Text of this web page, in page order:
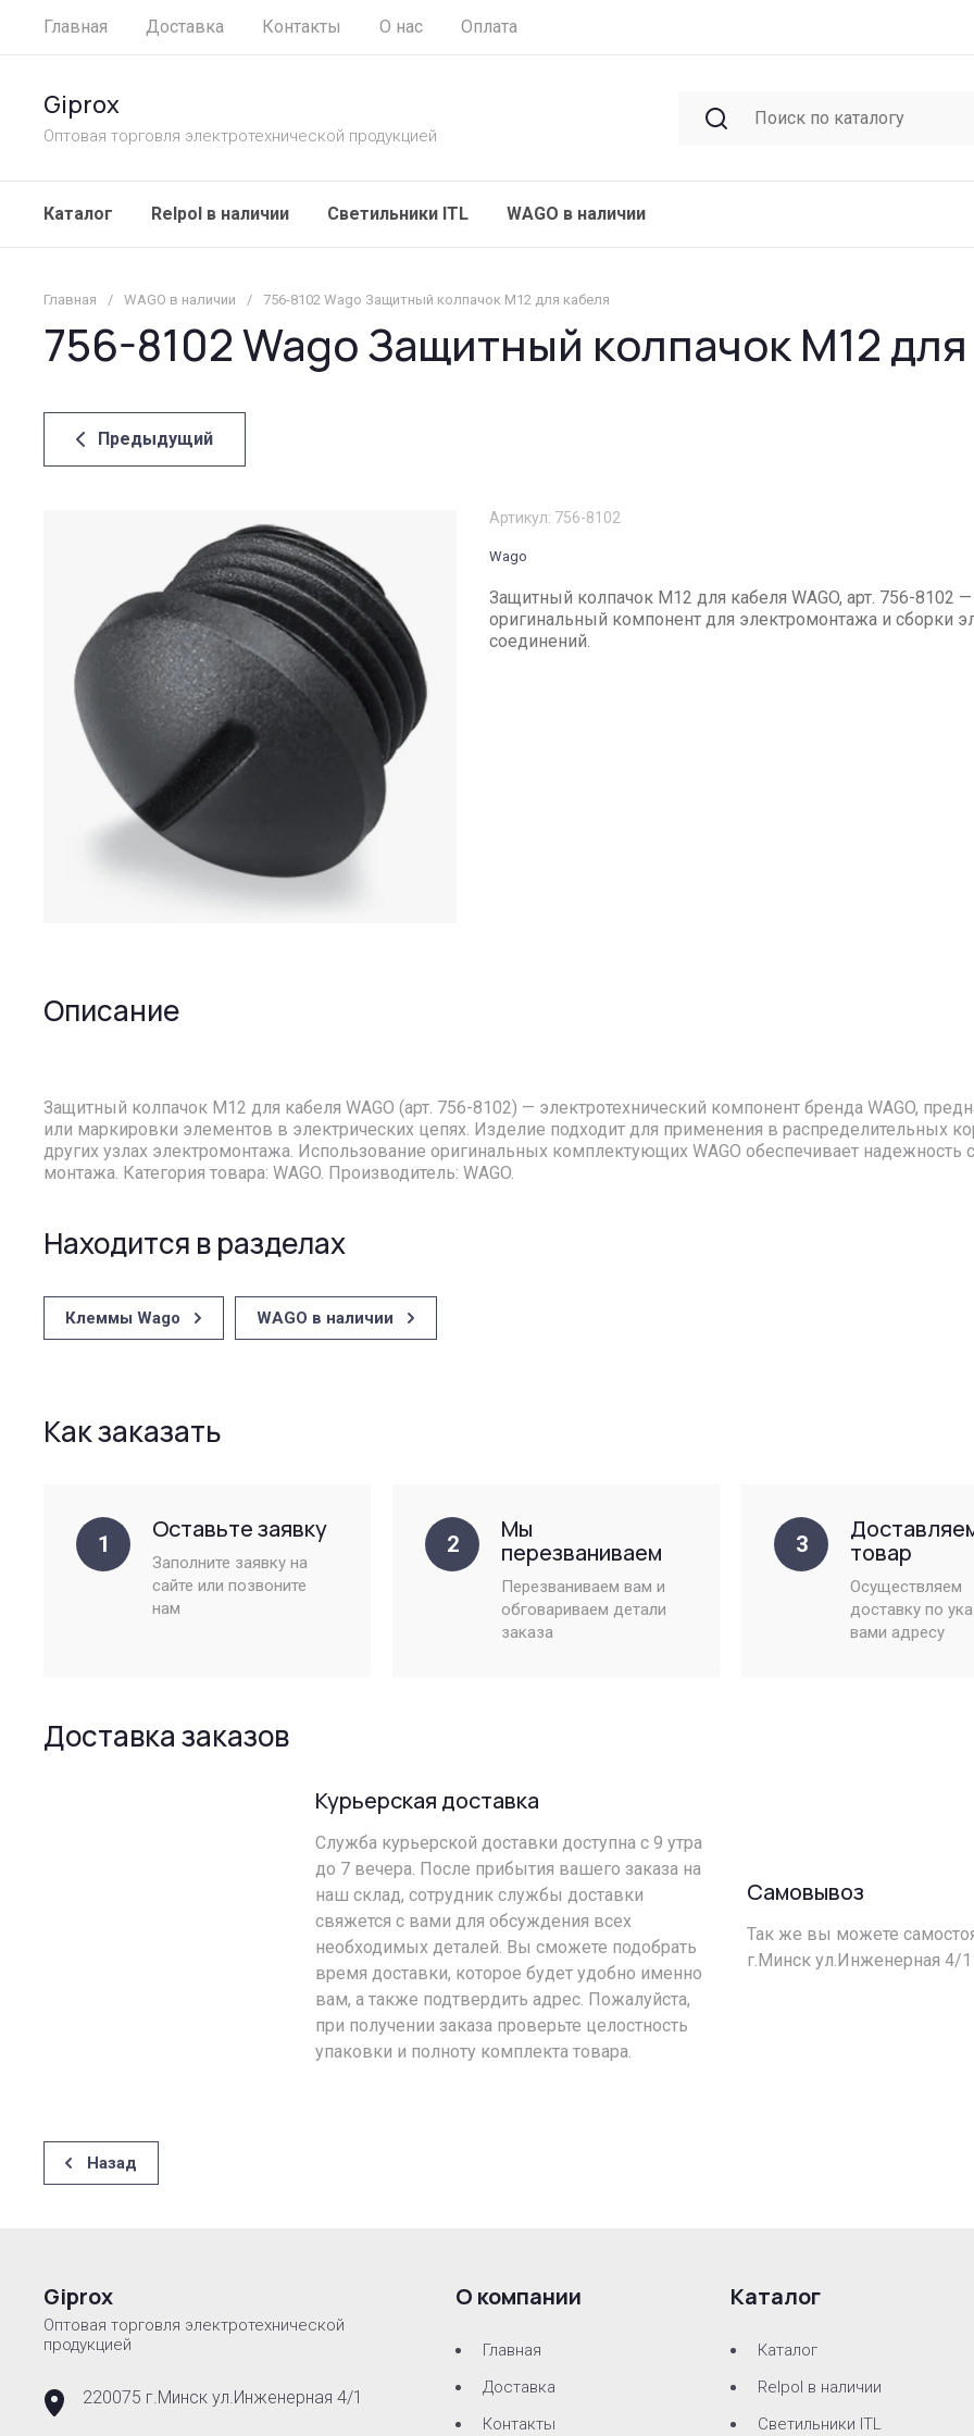
Главная Доставка Контакты О нас Оплата
Giprox
Оптовая торговля электротехнической продукцией
Каталог Relpol в наличии Светильники ITL WAGO в наличии
Главная / WAGO в наличии / 756-8102 Wago Защитный колпачок M12 для кабеля
756-8102 Wago Защитный колпачок M12
Предыдущий
Артикул: 756-8102
Wago
Защитный колпачок M12 для кабеля WAGO, арт. 756-8102 —
оригинальный компонент для электромонтажа и сборки
соединений.
Описание
Защитный колпачок M12 для кабеля WAGO (арт. 756-8102) — электротехнический компонент бренда WAGO,
или маркировки элементов в электрических цепях. Изделие подходит для применения в распределительных
других узлах электромонтажа. Использование оригинальных комплектующих WAGO обеспечивает надежность
монтажа. Категория товара: WAGO. Производитель: WAGO.
Находится в разделах
Клеммы Wago WAGO в наличии
Как заказать
1
Оставьте заявку
Заполните заявку на
сайте или позвоните
нам
2
Мы
перезваниваем
Перезваниваем вам и
обговариваем детали
заказа
3
товар
Осуществляем
доставку по
вами адресу
Доставка заказов
Курьерская доставка
Служба курьерской доставки доступна с 9 утра
до 7 вечера. После прибытия вашего заказа на
наш склад, сотрудник службы доставки
свяжется с вами для обсуждения всех
необходимых деталей. Вы сможете подобрать
время доставки, которое будет удобно именно
вам, а также подтвердить адрес. Пожалуйста,
при получении заказа проверьте целостность
упаковки и полноту комплекта товара.
Самовывоз
Так же вы можете
г.Минск ул.Инженерная 4/1
Назад
Giprox
Оптовая торговля электротехнической
продукцией
220075 г.Минск ул.Инженерная 4/1
О компании
Главная
Доставка
Контакты
Каталог
Каталог
Relpol в наличии
Светильники ITL